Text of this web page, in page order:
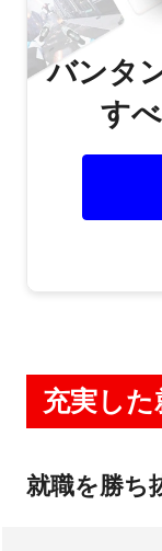
バンタ
す
充実した
就職を勝ち